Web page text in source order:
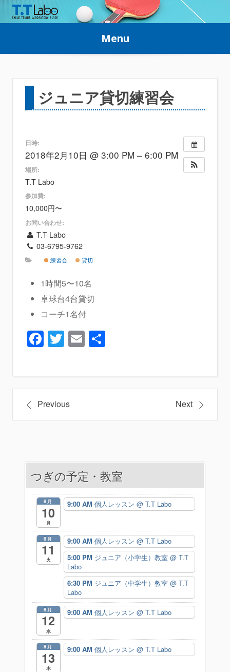
Skip
to
Menu
ジュニア貸切練習会
日時:
2018年2月10日 @ 3:00 PM – 6:00 PM
場所:
T.T Labo
参加費:
10,000円〜
お問い合わせ:
T.T Labo
03-6795-9762
練習会 貸切
1時間5〜10名
卓球台4台貸切
コーチ1名付
Facebook
Twitter
Email
投
稿
ビ
Previous Next
つぎの予定・教室
8月
10
月
9:00 AM 個人レッスン @ T.T Labo
8月
11
火
9:00 AM 個人レッスン @ T.T Labo
5:00 PM ジュニア（小学生）教室 @ T.T
Labo
6:30 PM ジュニア（中学生）教室 @ T.T
Labo
8月
12
水
9:00 AM 個人レッスン @ T.T Labo
8月
13
木
9:00 AM 個人レッスン @ T.T Labo